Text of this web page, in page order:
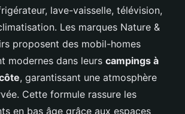
lave-vaisselle, télévision,
Les marques Nature &
proposent des mobil-homes
modernes dans leurs campings à
, garantissant une atmosphère
Cette formule rassure les
en bas âge grâce aux espaces